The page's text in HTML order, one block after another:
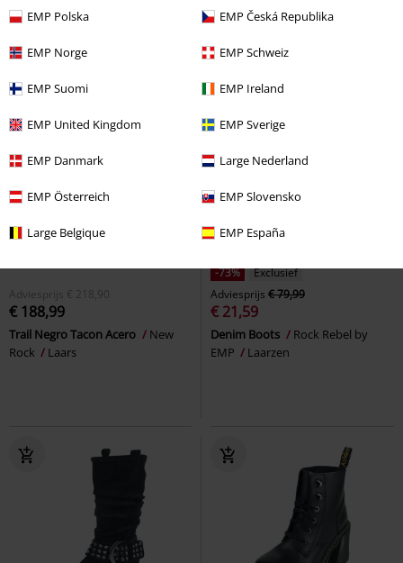
EMP Polska EMP Česká Republika
EMP Norge EMP Schweiz
EMP Suomi EMP Ireland
EMP United Kingdom EMP Sverige
EMP Danmark Large Nederland
EMP Österreich EMP Slovensko
Large Belgique EMP España
Brandit Laars Bikerlaars
Adviesprijs € 218,90
€ 188,99
Trail Negro Tacon Acero
New
Rock
Laars
-73%
Exclusief
Adviesprijs € 79,99
€ 21,59
Denim Boots
Rock Rebel by
EMP
Laarzen